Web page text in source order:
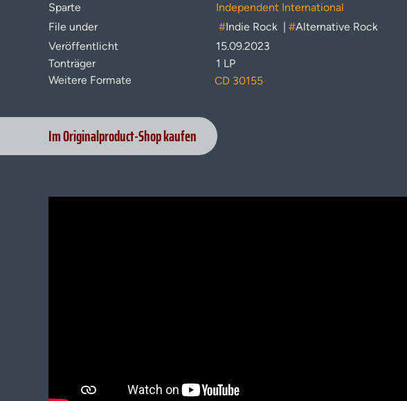
Sparte
Independent International
File under
#Indie Rock | #Alternative Rock
Veröffentlicht
15.09.2023
Tonträger
1 LP
Weitere Formate
CD 30155
Im Originalproduct-Shop kaufen